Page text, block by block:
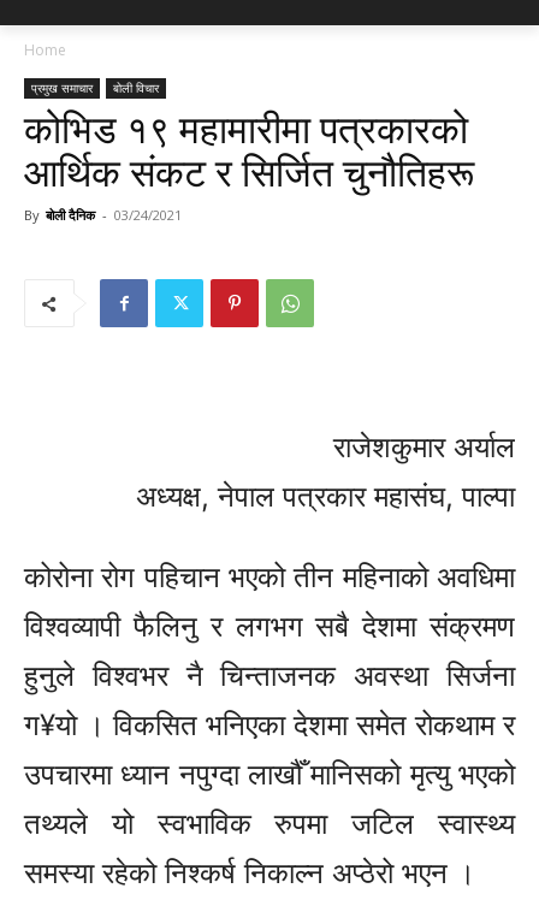
Home
प्रमुख समाचार बोली विचार
कोभिड १९ महामारीमा पत्रकारको
आर्थिक संकट र सिर्जित चुनौतिहरू
By बोली दैनिक - 03/24/2021
राजेशकुमार अर्याल
अध्यक्ष, नेपाल पत्रकार महासंघ, पाल्पा
कोरोना रोग पहिचान भएको तीन महिनाको अवधिमा
विश्वव्यापी फैलिनु र लगभग सबै देशमा संक्रमण
हुनुले विश्वभर नै चिन्ताजनक अवस्था सिर्जना
ग¥यो । विकसित भनिएका देशमा समेत रोकथाम र
उपचारमा ध्यान नपुग्दा लाखौँ मानिसको मृत्यु भएको
तथ्यले यो स्वभाविक रुपमा जटिल स्वास्थ्य
समस्या रहेको निश्कर्ष निकाल्न अप्ठेरो भएन ।